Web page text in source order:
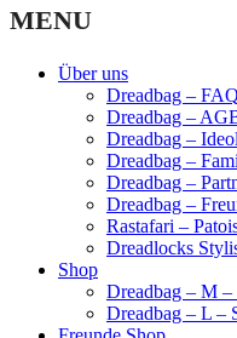
MENU
Über uns
Dreadbag –
Dreadbag –
Dreadbag –
Dreadbag –
Dreadbag –
Dreadbag –
Rastafari –
Dreadlocks
Shop
Dreadbag – M
Dreadbag – L –